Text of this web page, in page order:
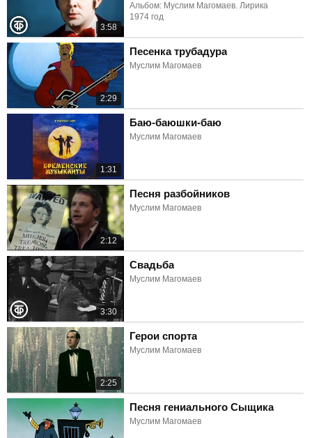
3:58
Альбом: Муслим Магомаев. Лирика
1974 год
2:29
Песенка трубадура
Муслим Магомаев
1:31
Баю-баюшки-баю
Муслим Магомаев
2:12
Песня разбойников
Муслим Магомаев
3:30
Свадьба
Муслим Магомаев
2:25
Герои спорта
Муслим Магомаев
Песня гениального Сыщика
Муслим Магомаев